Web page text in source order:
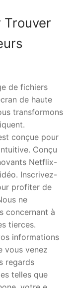
Trouver
de fichiers
de haute
transformons
conçue pour
Conçu
Netflix-
Inscrivez-
profiter de
ne
concernant à
tierces.
informations
vous venez
regards
telles que